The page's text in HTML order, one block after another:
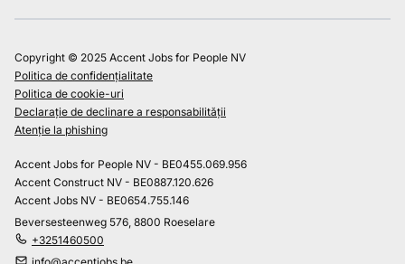
Copyright © 2025 Accent Jobs for People NV
Politica de confidențialitate
Politica de cookie-uri
Declarație de declinare a responsabilității
Atenție la phishing
Accent Jobs for People NV - BE0455.069.956
Accent Construct NV - BE0887.120.626
Accent Jobs NV - BE0654.755.146
Beversesteenweg 576, 8800 Roeselare
+3251460500